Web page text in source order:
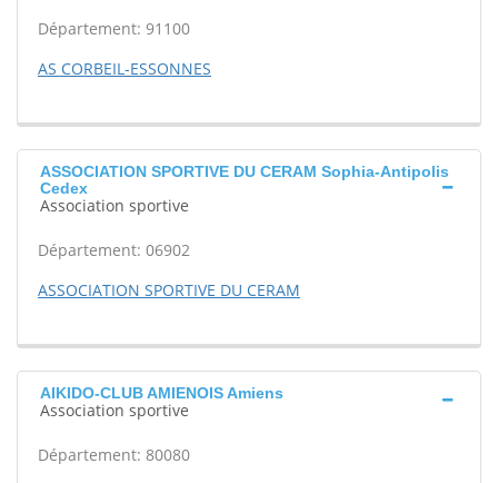
Département: 91100
AS CORBEIL-ESSONNES
ASSOCIATION SPORTIVE DU CERAM Sophia-Antipolis
Cedex
Association sportive
Département: 06902
ASSOCIATION SPORTIVE DU CERAM
AIKIDO-CLUB AMIENOIS Amiens
Association sportive
Département: 80080